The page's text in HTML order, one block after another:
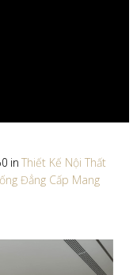
in Thiết Kế Nội Thất
Đẳng Cấp Mang